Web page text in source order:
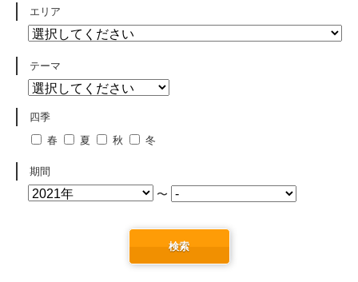
エリア
テーマ
四季
春
夏 秋 冬
期間
〜
検索